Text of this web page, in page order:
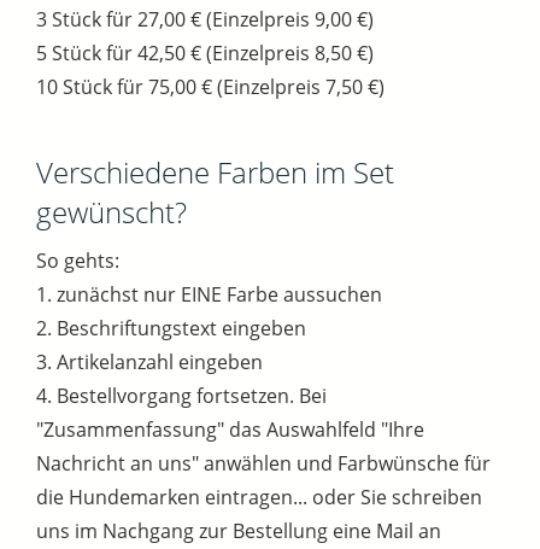
3 Stück für 27,00 € (Einzelpreis 9,00 €)
5 Stück für 42,50 € (Einzelpreis 8,50 €)
10 Stück für 75,00 € (Einzelpreis 7,50 €)
Verschiedene Farben im Set
gewünscht?
So gehts:
1. zunächst nur EINE Farbe aussuchen
2. Beschriftungstext eingeben
3. Artikelanzahl eingeben
4. Bestellvorgang fortsetzen. Bei
"Zusammenfassung" das Auswahlfeld "Ihre
Nachricht an uns" anwählen und Farbwünsche für
die Hundemarken eintragen... oder Sie schreiben
uns im Nachgang zur Bestellung eine Mail an